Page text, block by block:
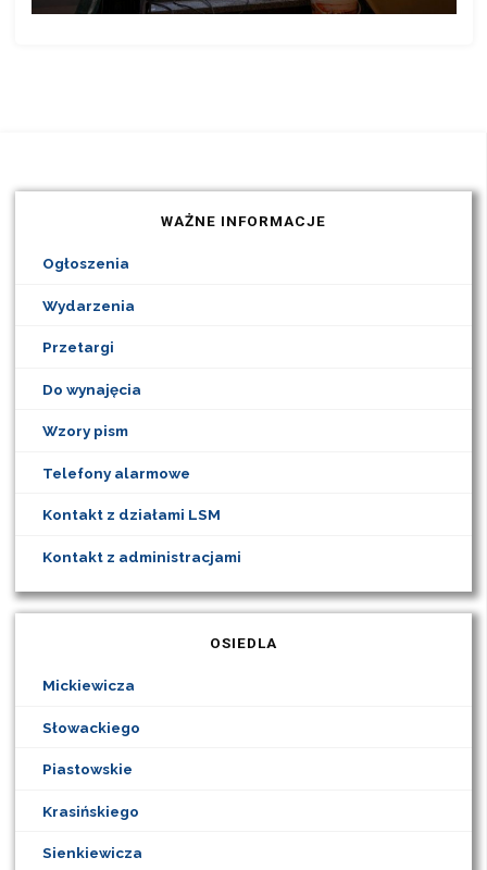
WAŻNE INFORMACJE
Ogłoszenia
Wydarzenia
Przetargi
Do wynajęcia
Wzory pism
Telefony alarmowe
Kontakt z działami LSM
Kontakt z administracjami
OSIEDLA
Mickiewicza
Słowackiego
Piastowskie
Krasińskiego
Sienkiewicza